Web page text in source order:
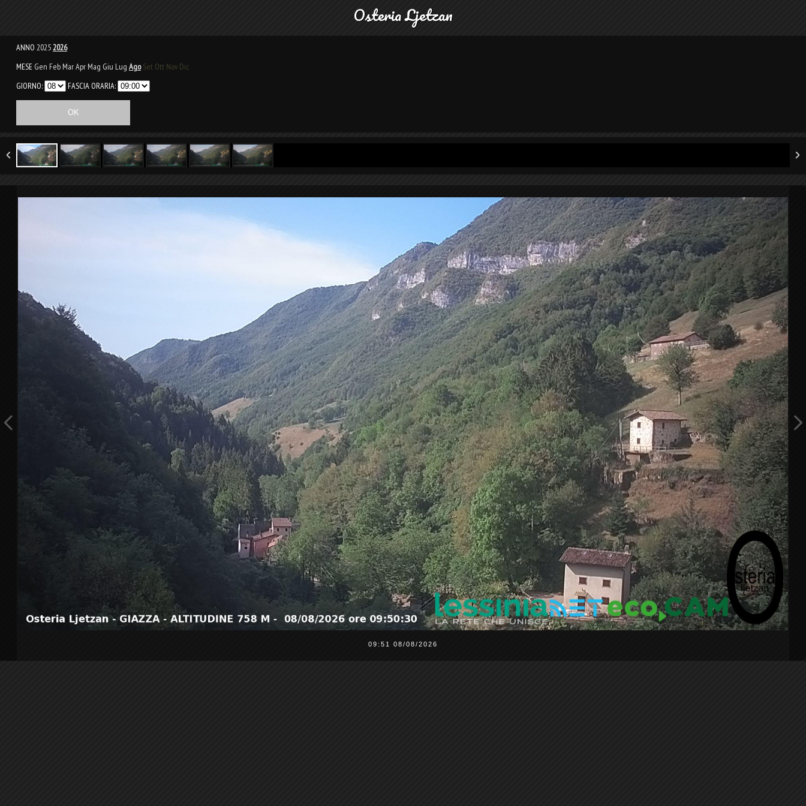
Osteria Ljetzan
ANNO 20252026
MESE Gen Feb MarApr Mag Giu Lug Ago Set Ott Nov Dic
GIORNO:
FASCIA ORARIA:
09:51 08/08/2026